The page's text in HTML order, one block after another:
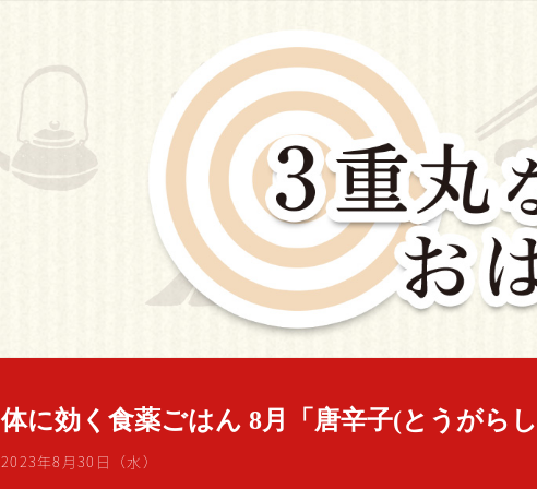
体に効く食薬ごはん 8月「唐辛子(とうがら
2023年8月30日（水）